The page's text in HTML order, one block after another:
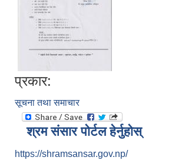
प्रकार:
सूचना तथा समाचार
श्रम संसार पोर्टल हेर्नुहोस्
https://shramsansar.gov.np/